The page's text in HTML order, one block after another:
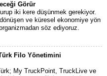
Görür
iki kere düşünmek gerekiyor.
ve küresel ekonomiye yön
söz ediyoruz.
Filo Yönetimini
My TruckPoint, TruckLive ve